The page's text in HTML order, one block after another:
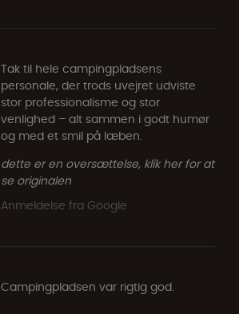
Tak til hele campingpladsens
personale, der trods uvejret udviste
stor professionalisme og stor
venlighed – alt sammen i godt humør
og med et smil på læben.
dette er en oversættelse, klik her for at
se originalen
Anmeldelse fra Google
Campingpladsen var rigtig god.